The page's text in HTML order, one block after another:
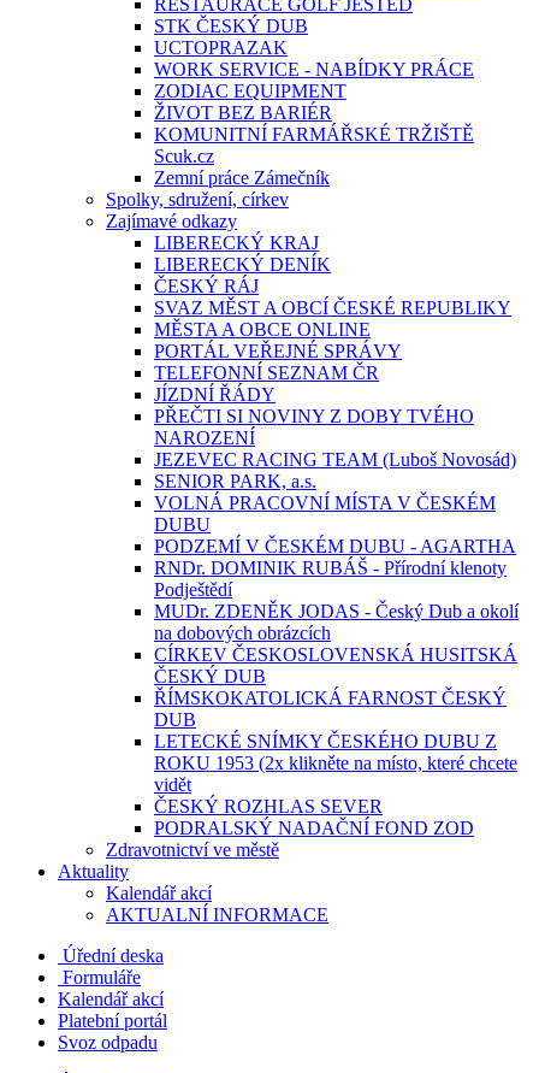
RESTAURACE GOLF JEŠTĚD
STK ČESKÝ DUB
UCTOPRAZAK
WORK SERVICE - NABÍDKY PRÁCE
ZODIAC EQUIPMENT
ŽIVOT BEZ BARIÉR
KOMUNITNÍ FARMÁŘSKÉ TRŽIŠTĚ
Scuk.cz
Zemní práce Zámečník
Spolky, sdružení, církev
Zajímavé odkazy
LIBERECKÝ KRAJ
LIBERECKÝ DENÍK
ČESKÝ RÁJ
SVAZ MĚST A OBCÍ ČESKÉ REPUBLIKY
MĚSTA A OBCE ONLINE
PORTÁL VEŘEJNÉ SPRÁVY
TELEFONNÍ SEZNAM ČR
JÍZDNÍ ŘÁDY
PŘEČTI SI NOVINY Z DOBY TVÉHO
NAROZENÍ
JEZEVEC RACING TEAM (Luboš Novosád)
SENIOR PARK, a.s.
VOLNÁ PRACOVNÍ MÍSTA V ČESKÉM
DUBU
PODZEMÍ V ČESKÉM DUBU - AGARTHA
RNDr. DOMINIK RUBÁŠ - Přírodní klenoty
Podještědí
MUDr. ZDENĚK JODAS - Český Dub a okolí
na dobových obrázcích
CÍRKEV ČESKOSLOVENSKÁ HUSITSKÁ
ČESKÝ DUB
ŘÍMSKOKATOLICKÁ FARNOST ČESKÝ
DUB
LETECKÉ SNÍMKY ČESKÉHO DUBU Z
ROKU 1953 (2x klikněte na místo, které chcete
vidět
ČESKÝ ROZHLAS SEVER
PODRALSKÝ NADAČNÍ FOND ZOD
Zdravotnictví ve městě
Aktuality
Kalendář akcí
AKTUALNÍ INFORMACE
Úřední deska
Formuláře
Kalendář akcí
Platební portál
Svoz odpadu